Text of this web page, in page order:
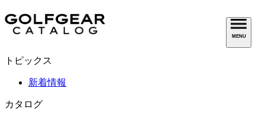
MENU
トピックス
新着情報
カタログ